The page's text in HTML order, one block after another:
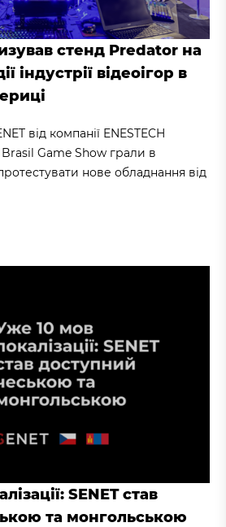
стенд Predator на
індустрії відеоігор в
від компанії ENESTECH
Brasil Game Show грали в
нове обладнання від
SENET став
та монгольською